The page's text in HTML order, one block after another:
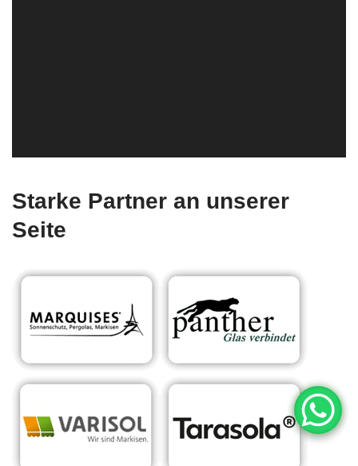
Starke Partner an unserer
Seite